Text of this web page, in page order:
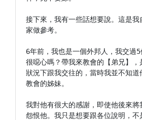
接下來，我有一些話想要說。這是我
家做參考。
6年前，我也是一個外邦人，我交過
很噁心嗎？帶我來教會的【弟兄】，
狀況下跟我交往的，當時我並不知道
教會的姊妹。
我對他有很大的感謝，即使他後來將
怨恨他。我只是想要跟各位說明，不